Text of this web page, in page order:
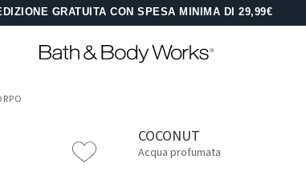
GRATUITA CON SPESA MINIMA DI 29,99€
COCONUT
Acqua profumata